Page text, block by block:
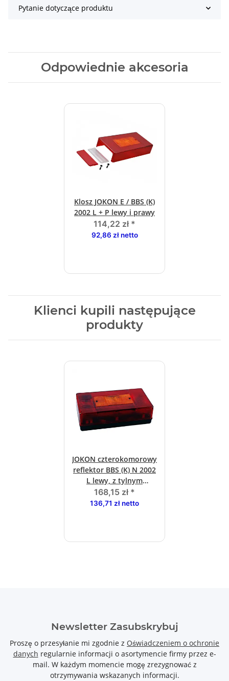
Pytanie dotyczące produktu
Odpowiednie akcesoria
Klosz JOKON E / BBS (K)
2002 L + P lewy i prawy
114,22 zł *
92,86 zł netto
Klienci kupili następujące
produkty
JOKON czterokomorowy
reflektor BBS (K) N 2002
L lewy, z tylnym
swiatlem
przeciwmgielnym
168,15 zł *
136,71 zł netto
Newsletter Zasubskrybuj
Proszę o przesyłanie mi zgodnie z Oświadczeniem o ochronie
danych regularnie informacji o asortymencie firmy przez e-
mail. W każdym momencie mogę zrezygnować z
otrzymywania wskazanych informacji.